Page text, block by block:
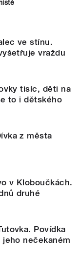
ve stínu.
vraždu
tisíc, děti na
to i dětského
z města
v Kloboučkách.
druhé
Povídka
nečekaném